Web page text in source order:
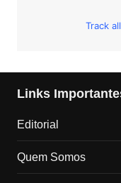
Track
Links
Editorial
Quem Somos